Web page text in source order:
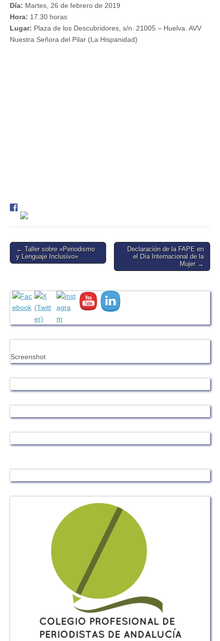
Día: Martes, 26 de febrero de 2019
Hora: 17.30 horas
Lugar: Plaza de los Descubridores, s/n. 21005 – Huelva. AVV
Nuestra Señora del Pilar (La Hispanidad)
Post
navigation
← Taller sobre «Periodismo
y Lenguaje Inclusivo»
Declaración de la FAPE en
el Día Internacional de la
Mujer →
Screenshot